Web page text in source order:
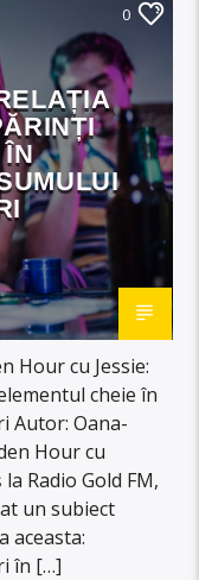
0
ÎN
Hour cu Jessie:
cheie în
Autor: Oana-
Hour cu
Radio Gold FM,
un subiect
aceasta:
în […]